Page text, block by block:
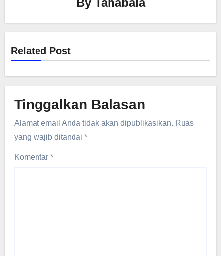
Related Post
Tinggalkan Balasan
Alamat email Anda tidak akan dipublikasikan. Ruas
yang wajib ditandai *
Komentar *